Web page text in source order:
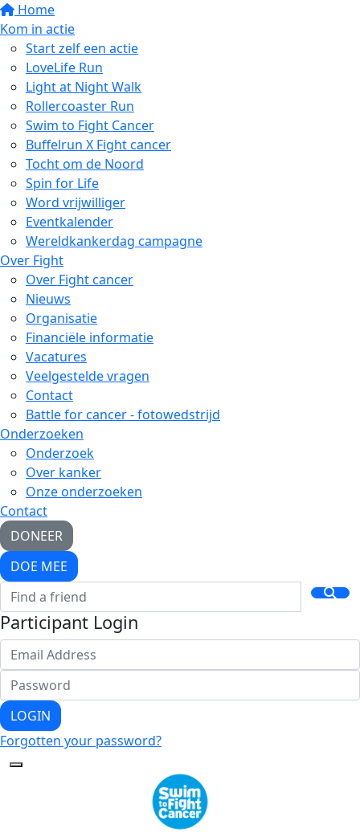
Home
Kom in actie
Start zelf een actie
LoveLife Run
Light at Night Walk
Rollercoaster Run
Swim to Fight Cancer
Buffelrun X Fight cancer
Tocht om de Noord
Spin for Life
Word vrijwilliger
Eventkalender
Wereldkankerdag campagne
Over Fight
Over Fight cancer
Nieuws
Organisatie
Financiële informatie
Vacatures
Veelgestelde vragen
Contact
Battle for cancer - fotowedstrijd
Onderzoeken
Onderzoek
Over kanker
Onze onderzoeken
Contact
DONEER
DOE MEE
Participant Login
LOGIN
Forgotten your password?